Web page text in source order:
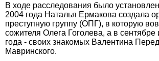
В ходе расследования было
2004 года Наталья Ермакова создала
преступную группу (ОПГ), в которую
сожителя Олега Гоголева, а в сентябре
года - своих знакомых Валентина
Мавринского.